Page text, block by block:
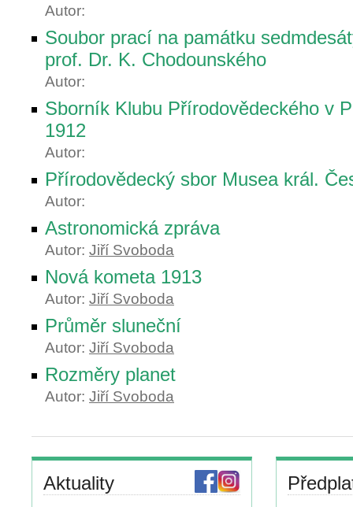
Autor:
Soubor prací na památku
prof. Dr. K. Chodounského
Autor:
Sborník Klubu Přírodovědeckého v
1912
Autor:
Přírodovědecký sbor Musea král.
Autor:
Astronomická zpráva
Autor: Jiří Svoboda
Nová kometa 1913
Autor: Jiří Svoboda
Průměr sluneční
Autor: Jiří Svoboda
Rozměry planet
Autor: Jiří Svoboda
Aktuality